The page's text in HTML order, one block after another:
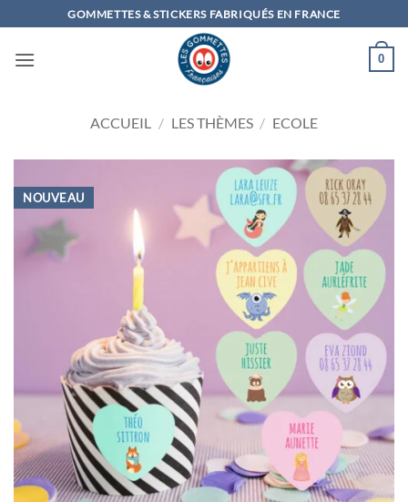
au
contenu
GOMMETTES & STICKERS FABRIQUÉS EN FRANCE
0
ACCUEIL / LES THÈMES / ECOLE
NOUVEAU